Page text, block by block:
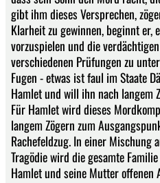
gibt ihm dieses Versprechen,
Klarheit zu gewinnen, beginnt er,
vorzuspielen und die
verschiedenen Prüfungen zu
Fugen - etwas ist faul im Staate
Hamlet und will ihn nach langem
Für Hamlet wird dieses
langem Zögern zum
Rachefeldzug. In einer Mischung
Tragödie wird die gesamte
Hamlet und seine Mutter offenen